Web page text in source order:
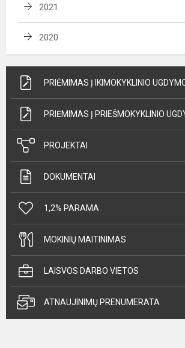
2021
2020
PRIĖMIMAS Į IKIMOKYKLINIO
PRIĖMIMAS Į PRIEŠMOKYKLINIO
PROJEKTAI
DOKUMENTAI
1,2% PARAMA
MOKINIŲ MAITINIMAS
LAISVOS DARBO VIETOS
ATNAUJINIMŲ PRENUMERATA